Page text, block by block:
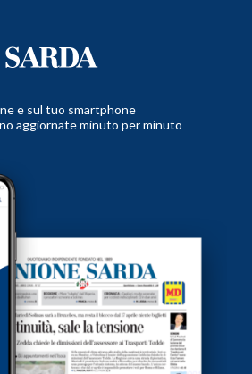
e sul tuo smartphone
aggiornate minuto per minuto